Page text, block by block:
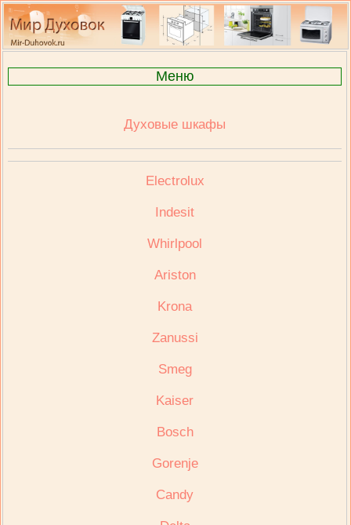
Меню
Духовые шкафы
Electrolux
Indesit
Whirlpool
Ariston
Krona
Zanussi
Smeg
Kaiser
Bosch
Gorenje
Candy